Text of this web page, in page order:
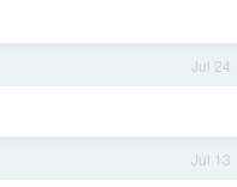
Jul 24
Jul 13